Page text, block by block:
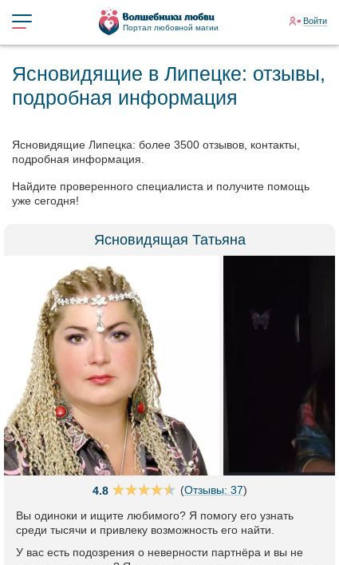
Портал любовной магии
Войти
Ясновидящие в Липецке: отзывы,
подробная информация
Ясновидящие Липецка: более 3500 отзывов, контакты,
подробная информация.
Найдите проверенного специалиста и получите помощь
уже сегодня!
Ясновидящая Татьяна
4.8 (Отзывы: 37)
Вы одиноки и ищите любимого? Я помогу его узнать
среди тысячи и привлеку возможность его найти.
У вас есть подозрения о неверности партнёра и вы не